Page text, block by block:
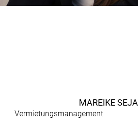
MAREIKE SEJA
Vermietungsmanagement